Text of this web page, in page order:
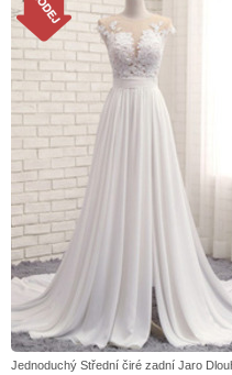
Jednoduchý Střední čiré zadní Jaro